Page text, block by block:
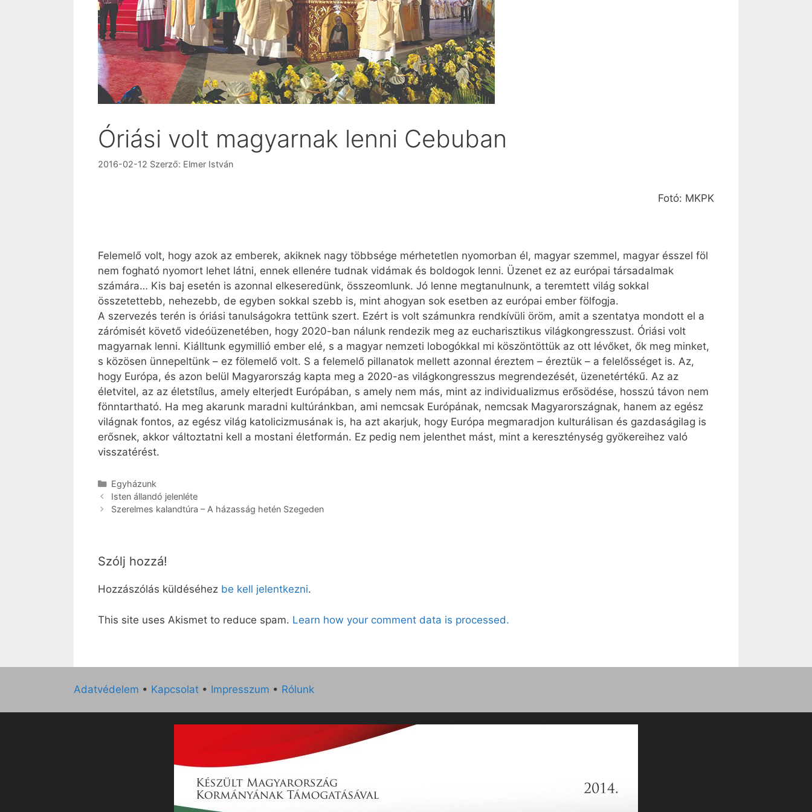
Óriási volt magyarnak lenni Cebuban
2016-02-12 Szerző: Elmer István
Fotó: MKPK
Felemelő volt, hogy azok az emberek, akiknek nagy többsége mérhetetlen nyomorban él, magyar szemmel, magyar ésszel föl
nem fogható nyomort lehet látni, ennek ellenére tudnak vidámak és boldogok lenni. Üzenet ez az európai társadalmak
számára… Kis baj esetén is azonnal elkeseredünk, összeomlunk. Jó lenne megtanulnunk, a teremtett világ sokkal
összetettebb, nehezebb, de egyben sokkal szebb is, mint ahogyan sok esetben az európai ember fölfogja.
A szervezés terén is óriási tanulságokra tettünk szert. Ezért is volt számunkra rendkívüli öröm, amit a szentatya mondott el a
zárómisét követő videóüzenetében, hogy 2020-ban nálunk rendezik meg az eucharisztikus világkongresszust. Óriási volt
magyarnak lenni. Kiálltunk egymillió ember elé, s a magyar nemzeti lobogókkal mi köszöntöttük az ott lévőket, ők meg minket,
s közösen ünnepeltünk – ez fölemelő volt. S a felemelő pillanatok mellett azonnal éreztem – éreztük – a felelősséget is. Az,
hogy Európa, és azon belül Magyarország kapta meg a 2020-as világkongresszus megrendezését, üzenetértékű. Az az
életvitel, az az életstílus, amely elterjedt Európában, s amely nem más, mint az individualizmus erősödése, hosszú távon nem
fönntartható. Ha meg akarunk maradni kultúránkban, ami nemcsak Európának, nemcsak Magyarországnak, hanem az egész
világnak fontos, az egész világ katolicizmusának is, ha azt akarjuk, hogy Európa megmaradjon kulturálisan és gazdaságilag is
erősnek, akkor változtatni kell a mostani életformán. Ez pedig nem jelenthet mást, mint a kereszténység gyökereihez való
visszatérést.
Kategória
Egyházunk
Isten állandó jelenléte
Szerelmes kalandtúra – A házasság hetén Szegeden
Szólj hozzá!
Hozzászólás küldéséhez be kell jelentkezni.
This site uses Akismet to reduce spam. Learn how your comment data is processed.
Adatvédelem • Kapcsolat • Impresszum • Rólunk